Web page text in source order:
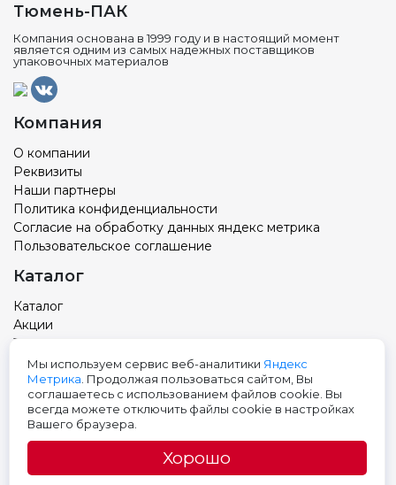
Тюмень-ПАК
Компания основана в 1999 году и в настоящий момент
является одним из самых надежных поставщиков
упаковочных материалов
Компания
О компании
Реквизиты
Наши партнеры
Политика конфиденциальности
Согласие на обработку данных яндекс метрика
Пользовательское соглашение
Каталог
Каталог
Акции
Товар с вашим логотипом
Новости
Контакты
Адрес: Тюмень, ул. Авторемонтная 9, 3 этаж
Телефон:+7 (3452) 699-501
Мы используем сервис веб-аналитики Яндекс
Метрика . Продолжая пользоваться сайтом, Вы
соглашаетесь с использованием файлов cookie. Вы
всегда можете отключить файлы cookie в настройках
Вашего браузера.
Хорошо